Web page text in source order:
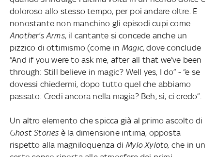
doloroso allo stesso tempo, per poi andare oltre. E
nonostante non manchino gli episodi cupi come
Another's Arms, il cantante si concede anche un
pizzico di ottimismo (come in Magic, dove conclude
“And if you were to ask me, after all that we've been
through: Still believe in magic? Well yes, I do” - “e se
dovessi chiedermi, dopo tutto quel che abbiamo
passato: Credi ancora nella magia? Beh, sì, ci credo”.
Un altro elemento che spicca già al primo ascolto di
Ghost Stories è la dimensione intima, opposta
rispetto alla magniloquenza diMylo Xyloto, che in un